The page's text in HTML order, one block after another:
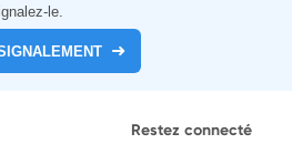
le.
Restez connecté